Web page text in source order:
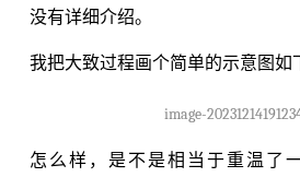
没有详细介绍。
我把大致过程画个简单的示意图如
image-
怎么样，是不是相当于重温了